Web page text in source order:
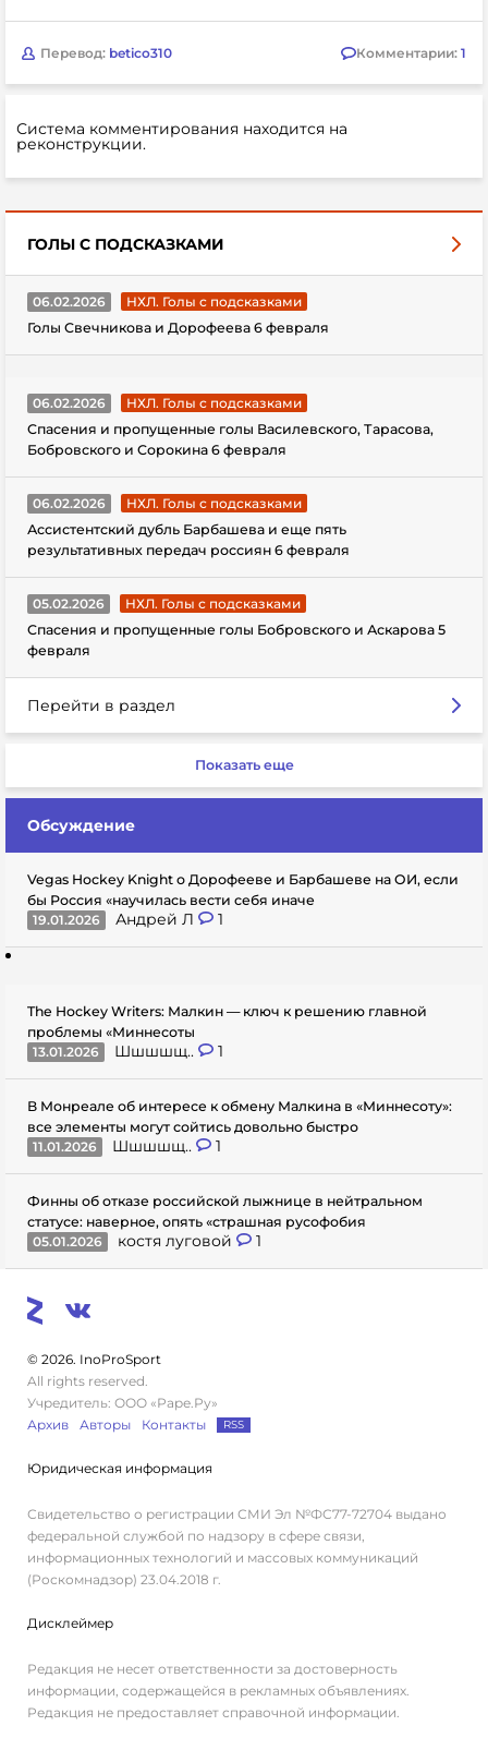
Перевод: betico310 Комментарии: 1
Система комментирования находится на
реконструкции.
ГОЛЫ С ПОДСКАЗКАМИ
06.02.2026
НХЛ. Голы с подсказками
Голы Свечникова и Дорофеева 6 февраля
06.02.2026
НХЛ. Голы с подсказками
Спасения и пропущенные голы Василевского, Тарасова,
Бобровского и Сорокина 6 февраля
06.02.2026
НХЛ. Голы с подсказками
Ассистентский дубль Барбашева и еще пять
результативных передач россиян 6 февраля
05.02.2026
НХЛ. Голы с подсказками
Спасения и пропущенные голы Бобровского и Аскарова 5
февраля
Перейти в раздел
Показать еще
Обсуждение
Vegas Hockey Knight о Дорофееве и Барбашеве на ОИ, если
бы Россия «научилась вести себя иначе
19.01.2026
Андрей Л 1
The Hockey Writers: Малкин — ключ к решению главной
проблемы «Миннесоты
13.01.2026
Шшшшщ.. 1
В Монреале об интересе к обмену Малкина в «Миннесоту»:
все элементы могут сойтись довольно быстро
11.01.2026
Шшшшщ.. 1
Финны об отказе российской лыжнице в нейтральном
статусе: наверное, опять «страшная русофобия
05.01.2026
костя луговой 1
© 2026. InoProSport
All rights reserved.
Учредитель: ООО «Раре.Ру»
Архив
Авторы Контакты RSS
Юридическая информация
Свидетельство о регистрации СМИ Эл №ФС77-72704 выдано
федеральной службой по надзору в сфере связи,
информационных технологий и массовых коммуникаций
(Роскомнадзор) 23.04.2018 г.
Дисклеймер
Редакция не несет ответственности за достоверность
информации, содержащейся в рекламных объявлениях.
Редакция не предоставляет справочной информации.